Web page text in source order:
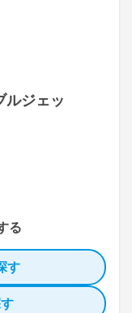
ルジェッ
る
す